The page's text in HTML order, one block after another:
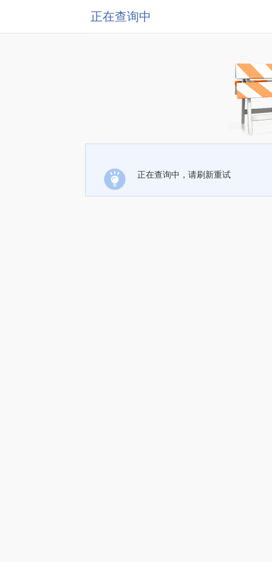
正在查询中
正在查询中，请刷新重试